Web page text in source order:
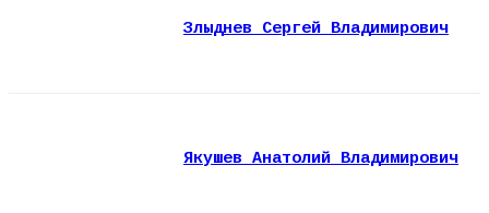
Злыднев Сергей Владимирович
Якушев Анатолий Владимирович